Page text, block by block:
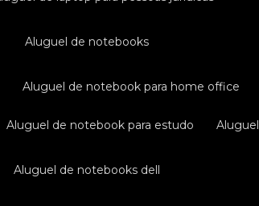
aluguel de notebooks
aluguel de notebook para home office
aluguel de notebook para estudo
aluguel de notebooks dell